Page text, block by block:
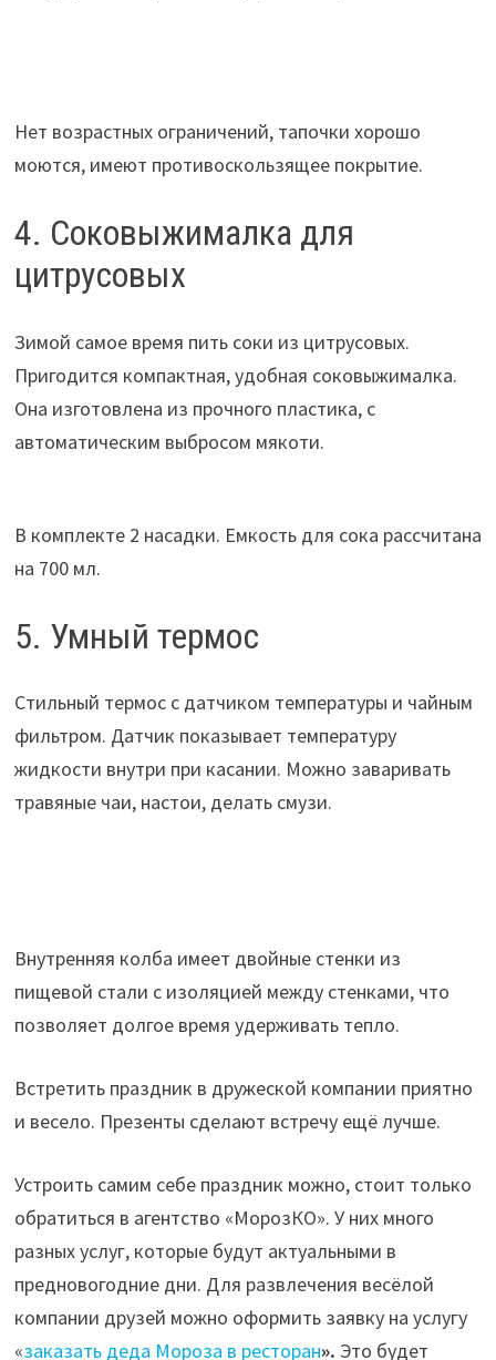
Нет возрастных ограничений, тапочки хорошо
моются, имеют противоскользящее покрытие.
4. Соковыжималка для
цитрусовых
Зимой самое время пить соки из цитрусовых.
Пригодится компактная, удобная соковыжималка.
Она изготовлена из прочного пластика, с
автоматическим выбросом мякоти.
В комплекте 2 насадки. Емкость для сока рассчитана
на 700 мл.
5. Умный термос
Стильный термос с датчиком температуры и чайным
фильтром. Датчик показывает температуру
жидкости внутри при касании. Можно заваривать
травяные чаи, настои, делать смузи.
Внутренняя колба имеет двойные стенки из
пищевой стали с изоляцией между стенками, что
позволяет долгое время удерживать тепло.
Встретить праздник в дружеской компании приятно
и весело. Презенты сделают встречу ещё лучше.
Устроить самим себе праздник можно, стоит только
обратиться в агентство «МорозКО». У них много
разных услуг, которые будут актуальными в
предновогодние дни. Для развлечения весёлой
компании друзей можно оформить заявку на услугу
«заказать деда Мороза в ресторан». Это будет